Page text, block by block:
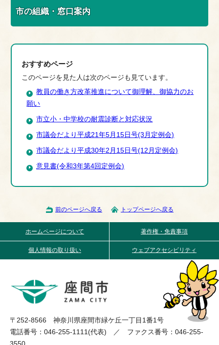
市の組織・窓口案内
おすすめページ
このページを見た人は次のページも見ています。
教員の働き方改革推進について御理解、御協力のお
願い
市立小・中学校の耐震診断と対応状況
市議会だより平成21年5月15日号(3月定例会)
市議会だより平成30年2月15日号(12月定例会)
意見書(令和3年第4回定例会)
前のページへ戻る トップページへ戻る
ホームページについて 著作権・免責事項
個人情報の取り扱い ウェブアクセシビリティ
〒252-8566 神奈川県座間市緑ケ丘一丁目1番1号
電話番号：046-255-1111(代表) ／ ファクス番号：046-255-